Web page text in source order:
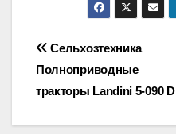
Навигация
по
записям
Сельхозтехника
Полноприводные
тракторы Landini 5-090 D